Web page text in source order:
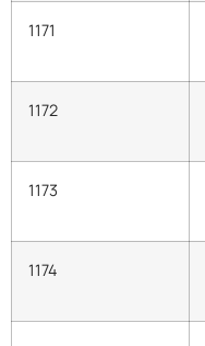
1171
1172
1173
1174